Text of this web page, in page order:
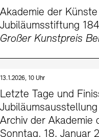
Akademie der
Jubiläumsstiftung
Großer Kunstpreis
13.1.2026, 10 Uhr
Letzte Tage und
Archiv der Akademie
Sonntag, 18. Januar